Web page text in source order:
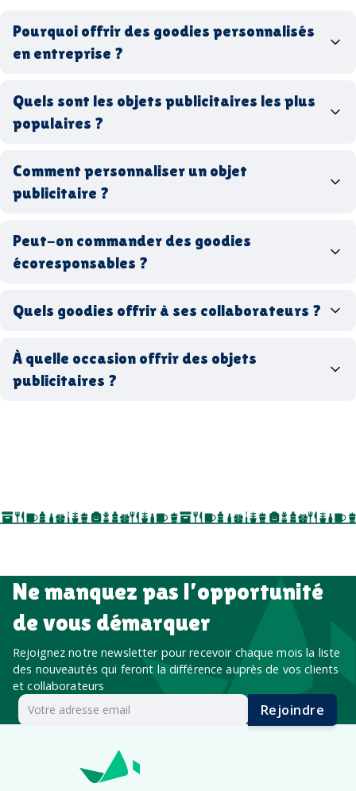
Pourquoi offrir des goodies personnalisés
en entreprise ?
Quels sont les objets publicitaires les plus
populaires ?
stylos personnalisés
tote bags publicitaires
gourdes réutilisables
France Made in Europe goodies hi-tech
Comment personnaliser un objet
publicitaire ?
Peut-on commander des goodies
écoresponsables ?
goodies écologiques
recyclés, fabriqués en France ou en Europe,
biodégradables ou réutilisables
Quels goodies offrir à ses collaborateurs ?
entreprise
goodies utiles au bureau
À quelle occasion offrir des objets
publicitaires ?
salon professionnel
Ne manquez pas l’opportunité
de vous démarquer
Rejoignez notre newsletter pour recevoir chaque mois la liste
des nouveautés qui feront la différence auprès de vos clients
et collaborateurs
Rejoindre